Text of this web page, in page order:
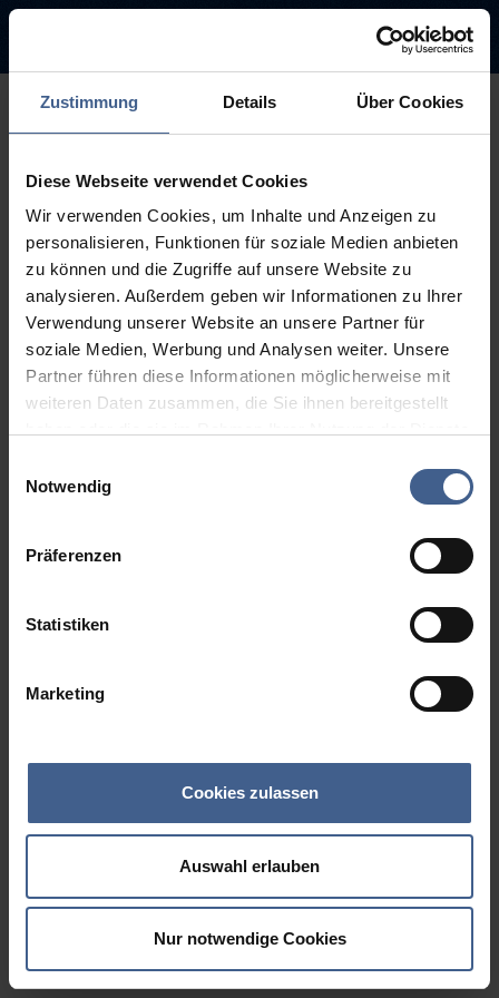
Zustimmung Details Über Cookies
Diese Webseite verwendet Cookies
Wir verwenden Cookies, um Inhalte und Anzeigen zu
personalisieren, Funktionen für soziale Medien anbieten
zu können und die Zugriffe auf unsere Website zu
analysieren. Außerdem geben wir Informationen zu Ihrer
Verwendung unserer Website an unsere Partner für
soziale Medien, Werbung und Analysen weiter. Unsere
Partner führen diese Informationen möglicherweise mit
weiteren Daten zusammen, die Sie ihnen bereitgestellt
Weitere Informationen finden Sie in unseren
Notwendig
Präferenzen
Statistiken
Marketing
Cookies zulassen
Auswahl erlauben
Nur notwendige Cookies
Sorry, this page is not
available.
The link you followed may be broken or the page may have been
removed.
Back to homepage Go to search (Link offen)